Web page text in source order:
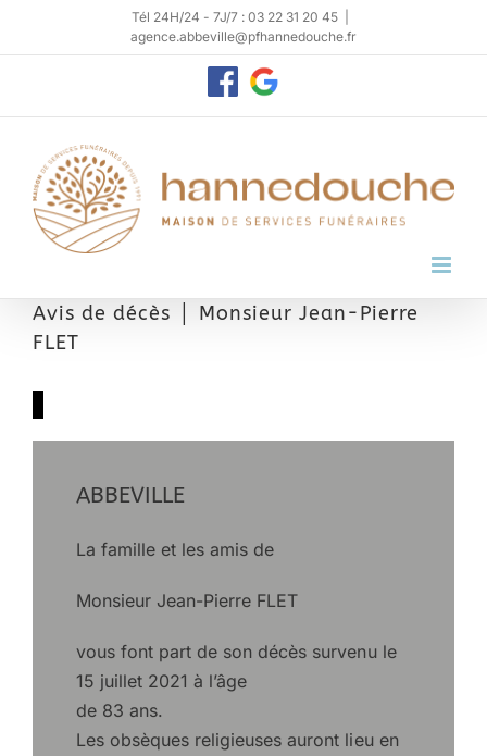
Tél 24H/24 - 7J/7 : 03 22 31 20 45
agence.abbeville@pfhannedouche.fr
PersonnaliserGoogle
My
Avis de décès │ Monsieur Jean-Pierre
FLET
ABBEVILLE
La famille et les amis de
Monsieur Jean-Pierre FLET
vous font part de son décès survenu le
15 juillet 2021 à l’âge
de 83 ans.
Les obsèques religieuses auront lieu en